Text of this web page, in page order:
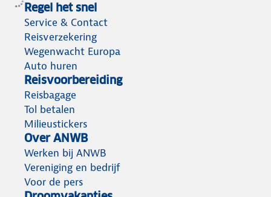
Regel het snel
Service & Contact
Reisverzekering
Wegenwacht Europa
Auto huren
Reisvoorbereiding
Reisbagage
Tol betalen
Milieustickers
Over ANWB
Werken bij ANWB
Vereniging en bedrijf
Voor de pers